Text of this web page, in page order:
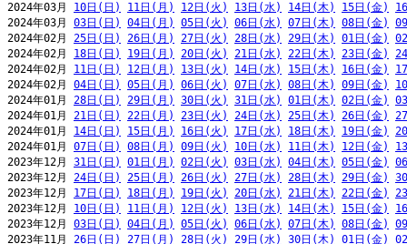
2024年03月 10日(日) 11日(月) 12日(火) 13日(水) 14日(木) 15日(金)
2024年03月 03日(日) 04日(月) 05日(火) 06日(水) 07日(木) 08日(金)
2024年02月 25日(日) 26日(月) 27日(火) 28日(水) 29日(木) 01日(金)
2024年02月 18日(日) 19日(月) 20日(火) 21日(水) 22日(木) 23日(金)
2024年02月 11日(日) 12日(月) 13日(火) 14日(水) 15日(木) 16日(金)
2024年02月 04日(日) 05日(月) 06日(火) 07日(水) 08日(木) 09日(金)
2024年01月 28日(日) 29日(月) 30日(火) 31日(水) 01日(木) 02日(金)
2024年01月 21日(日) 22日(月) 23日(火) 24日(水) 25日(木) 26日(金)
2024年01月 14日(日) 15日(月) 16日(火) 17日(水) 18日(木) 19日(金)
2024年01月 07日(日) 08日(月) 09日(火) 10日(水) 11日(木) 12日(金)
2023年12月 31日(日) 01日(月) 02日(火) 03日(水) 04日(木) 05日(金)
2023年12月 24日(日) 25日(月) 26日(火) 27日(水) 28日(木) 29日(金)
2023年12月 17日(日) 18日(月) 19日(火) 20日(水) 21日(木) 22日(金)
2023年12月 10日(日) 11日(月) 12日(火) 13日(水) 14日(木) 15日(金)
2023年12月 03日(日) 04日(月) 05日(火) 06日(水) 07日(木) 08日(金)
2023年11月 26日(日) 27日(月) 28日(火) 29日(水) 30日(木) 01日(金)